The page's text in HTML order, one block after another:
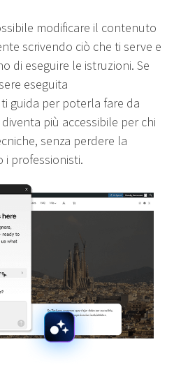
modificare il contenuto
scrivendo ciò che ti serve e
di eseguire le istruzioni. Se
eseguita
guida per poterla fare da
più accessibile per chi
senza perdere la
i professionisti.